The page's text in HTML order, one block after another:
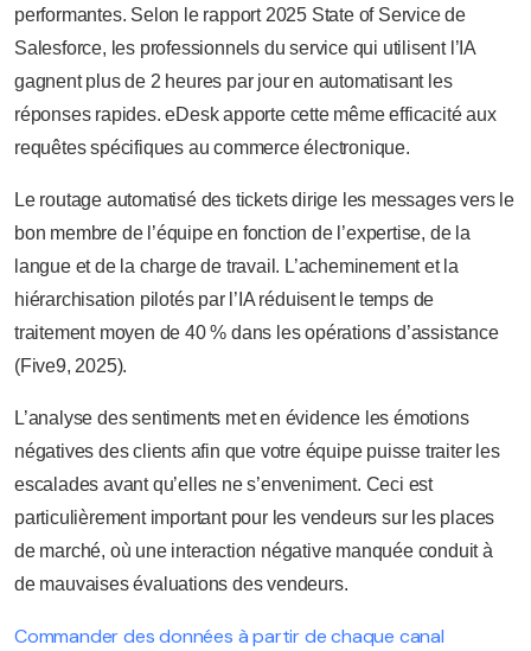
performantes. Selon le rapport 2025 State of Service de
Salesforce, les professionnels du service qui utilisent l’IA
gagnent plus de 2 heures par jour en automatisant les
réponses rapides. eDesk apporte cette même efficacité aux
requêtes spécifiques au commerce électronique.
Le routage automatisé des tickets dirige les messages vers le
bon membre de l’équipe en fonction de l’expertise, de la
langue et de la charge de travail. L’acheminement et la
hiérarchisation pilotés par l’IA réduisent le temps de
traitement moyen de 40 % dans les opérations d’assistance
(Five9, 2025).
L’analyse des sentiments met en évidence les émotions
négatives des clients afin que votre équipe puisse traiter les
escalades avant qu’elles ne s’enveniment. Ceci est
particulièrement important pour les vendeurs sur les places
de marché, où une interaction négative manquée conduit à
de mauvaises évaluations des vendeurs.
Commander des données à partir de chaque canal